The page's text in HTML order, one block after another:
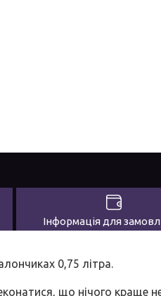
Інформація для
0,75 літра.
що нічого краще